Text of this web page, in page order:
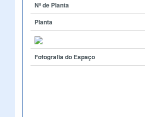
Nº de Planta
Planta
Fotografia do Espaço